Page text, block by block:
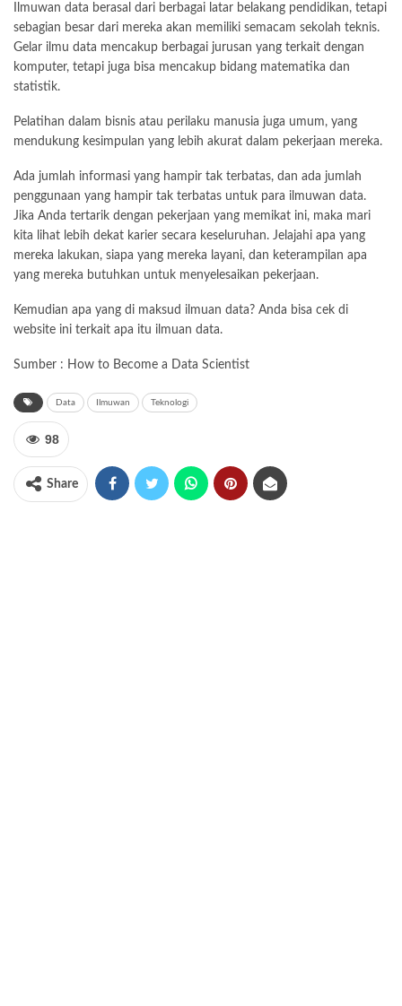
Ilmuwan data berasal dari berbagai latar belakang pendidikan, tetapi
sebagian besar dari mereka akan memiliki semacam sekolah teknis.
Gelar ilmu data mencakup berbagai jurusan yang terkait dengan
komputer, tetapi juga bisa mencakup bidang matematika dan
statistik.
Pelatihan dalam bisnis atau perilaku manusia juga umum, yang
mendukung kesimpulan yang lebih akurat dalam pekerjaan mereka.
Ada jumlah informasi yang hampir tak terbatas, dan ada jumlah
penggunaan yang hampir tak terbatas untuk para ilmuwan data.
Jika Anda tertarik dengan pekerjaan yang memikat ini, maka mari
kita lihat lebih dekat karier secara keseluruhan. Jelajahi apa yang
mereka lakukan, siapa yang mereka layani, dan keterampilan apa
yang mereka butuhkan untuk menyelesaikan pekerjaan.
Kemudian apa yang di maksud ilmuan data? Anda bisa cek di
website ini terkait apa itu ilmuan data.
Sumber : How to Become a Data Scientist
Data Ilmuwan Teknologi
98
Share